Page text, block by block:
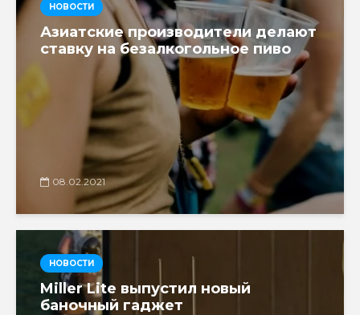
НОВОСТИ
Азиатские производители делают
ставку на безалкогольное пиво
08.02.2021
НОВОСТИ
Miller Lite выпустил новый
баночный гаджет